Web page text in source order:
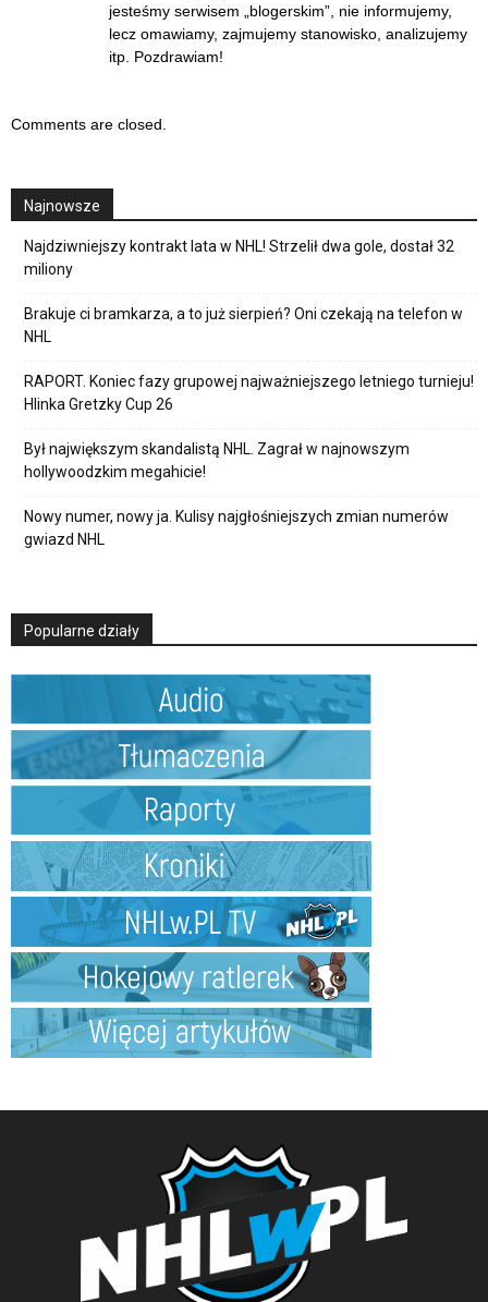
jesteśmy serwisem „blogerskim”, nie informujemy,
lecz omawiamy, zajmujemy stanowisko, analizujemy
itp. Pozdrawiam!
Comments are closed.
Najnowsze
Najdziwniejszy kontrakt lata w NHL! Strzelił dwa gole, dostał 32
miliony
Brakuje ci bramkarza, a to już sierpień? Oni czekają na telefon w
NHL
RAPORT. Koniec fazy grupowej najważniejszego letniego turnieju!
Hlinka Gretzky Cup 26
Był największym skandalistą NHL. Zagrał w najnowszym
hollywoodzkim megahicie!
Nowy numer, nowy ja. Kulisy najgłośniejszych zmian numerów
gwiazd NHL
Popularne działy